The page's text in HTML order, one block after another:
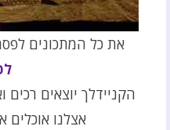
את כל המתכונים
הקניידלך יוצאים רכים
אצלנו אוכלים